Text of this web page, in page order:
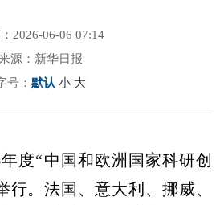
2026-06-06 07:14
源：新华日报
号： 默认 小 大
度“中国和欧洲国家科研创
行。法国、意大利、挪威、